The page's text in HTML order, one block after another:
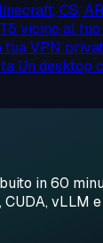
CS,
vicino al
tua VPN
Un desktop
in 60
vLLM